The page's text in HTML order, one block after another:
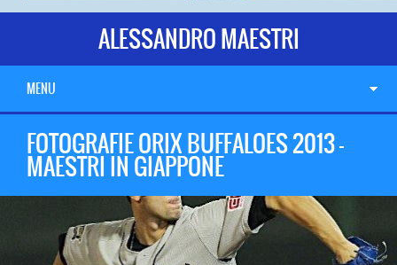
ALESSANDRO MAESTRI
MENU
FOTOGRAFIE ORIX BUFFALOES 2013 –
MAESTRI IN GIAPPONE